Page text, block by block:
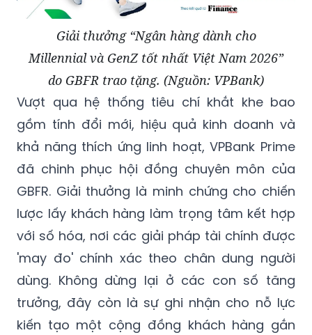
Giải thưởng “Ngân hàng dành cho
Millennial và GenZ tốt nhất Việt Nam 2026”
do GBFR trao tặng. (Nguồn: VPBank)
Vượt qua hệ thống tiêu chí khắt khe bao
gồm tính đổi mới, hiệu quả kinh doanh và
khả năng thích ứng linh hoạt, VPBank Prime
đã chinh phục hội đồng chuyên môn của
GBFR. Giải thưởng là minh chứng cho chiến
lược lấy khách hàng làm trọng tâm kết hợp
với số hóa, nơi các giải pháp tài chính được
'may đo' chính xác theo chân dung người
dùng. Không dừng lại ở các con số tăng
trưởng, đây còn là sự ghi nhận cho nỗ lực
kiến tạo một cộng đồng khách hàng gắn